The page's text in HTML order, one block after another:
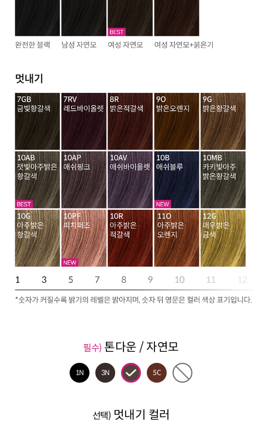
필수) 톤다운 / 자연모
1N 3N 5C
선택) 멋내기 컬러